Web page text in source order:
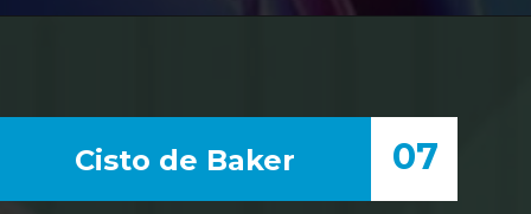
Cisto de Baker 07